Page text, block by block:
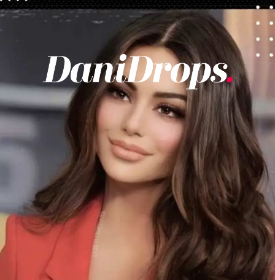
Abriendo... https://danidrops.com.br/es/categoria/pelo/